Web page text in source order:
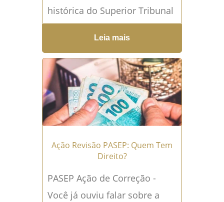
histórica do Superior Tribunal
de Justiça (STJ) sobre o PASEP
que ocorreu em 13 de
setembro de 2023? Neste
artigo, exploraremos essa...
Leia mais →
Leia mais
Ação Revisão PASEP: Quem Tem
Direito?
PASEP Ação de Correção -
Você já ouviu falar sobre a